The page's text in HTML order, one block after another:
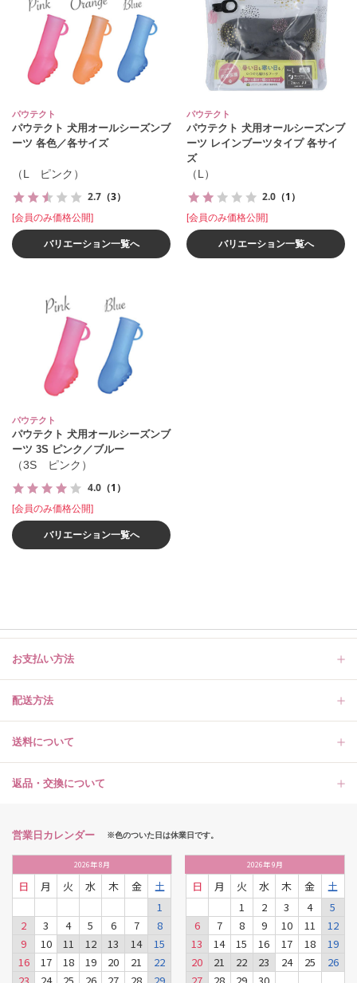
パウテクト
パウテクト 犬用オールシーズンブ
ーツ 各色／各サイズ
（L ピンク）
2.7 （3）
[会員のみ価格公開]
バリエーション一覧へ
パウテクト
パウテクト 犬用オールシーズンブ
ーツ レインブーツタイプ 各サイ
ズ
（L）
2.0 （1）
[会員のみ価格公開]
バリエーション一覧へ
パウテクト
パウテクト 犬用オールシーズンブ
ーツ 3S ピンク／ブルー
（3S ピンク）
4.0 （1）
[会員のみ価格公開]
バリエーション一覧へ
お支払い方法
配送方法
送料について
返品・交換について
営業日カレンダー ※色のついた日は休業日です。
2026年8月
日 月 火 水 木 金
土
1
2
3 4 5 6 7
8
9
10 11 12 13 14
15
16
17 18 19 20 21
22
2026年9月
日 月 火 水 木 金
土
1
2 3 4
5
6
7 8 9 10 11
12
13
14 15 16 17 18
19
20
21 22 23 24 25
26